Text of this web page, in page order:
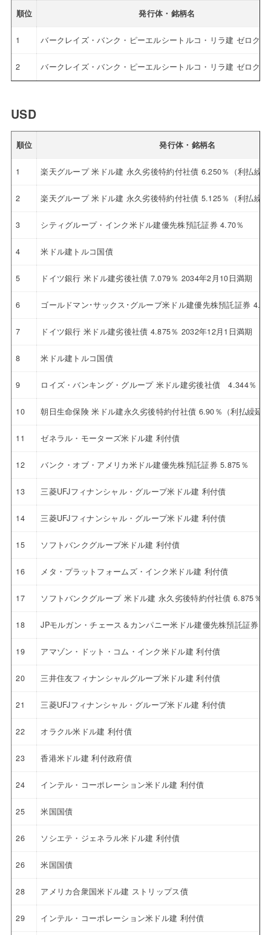
順位 発行体・銘柄名
1 バークレイズ・バンク・ピーエルシートルコ・リラ建 ゼロクー
2 バークレイズ・バンク・ピーエルシートルコ・リラ建 ゼロクー
USD
順位 発行体・銘柄名
1 楽天グループ 米ドル建 永久劣後特約付社債 6.250％（利払繰
2 楽天グループ 米ドル建 永久劣後特約付社債 5.125％（利払繰
3 シティグループ・インク米ドル建優先株預託証券 4.70％
4 米ドル建トルコ国債
5 ドイツ銀行 米ドル建劣後社債 7.079％ 2034年2月10日満期
6 ゴールドマン･サックス･グループ米ドル建優先株預託証券
7 ドイツ銀行 米ドル建劣後社債 4.875％ 2032年12月1日満期
8 米ドル建トルコ国債
9 ロイズ・バンキング・グループ 米ドル建劣後社債 4.344％
10 朝日生命保険 米ドル建永久劣後特約付社債 6.90％（利払繰延
11 ゼネラル・モーターズ米ドル建 利付債
12 バンク・オブ・アメリカ米ドル建優先株預託証券 5.875％
13 三菱UFJフィナンシャル・グループ米ドル建 利付債
14 三菱UFJフィナンシャル・グループ米ドル建 利付債
15 ソフトバンクグループ米ドル建 利付債
16 メタ・プラットフォームズ・インク米ドル建 利付債
17 ソフトバンクグループ 米ドル建 永久劣後特約付社債 6.875％
18 JPモルガン・チェース＆カンパニー米ドル建優先株預託証券
19 アマゾン・ドット・コム・インク米ドル建 利付債
20 三井住友フィナンシャルグループ米ドル建 利付債
21 三菱UFJフィナンシャル・グループ米ドル建 利付債
22 オラクル米ドル建 利付債
23 香港米ドル建 利付政府債
24 インテル・コーポレーション米ドル建 利付債
25 米国国債
26 ソシエテ・ジェネラル米ドル建 利付債
26 米国国債
28 アメリカ合衆国米ドル建 ストリップス債
29 インテル・コーポレーション米ドル建 利付債